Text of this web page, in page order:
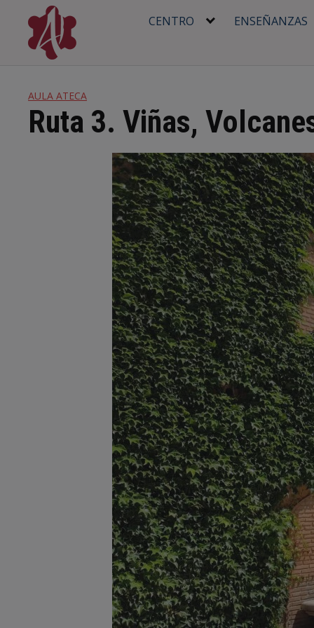
content
CENTRO ENSEÑANZAS
AULA ATECA
Ruta 3. Viñas,